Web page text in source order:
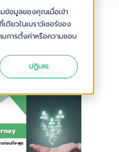
ข้อมูลของคุณเมื่อเข้า
ดียวในเบราว์เซอร์ของ
การตั้งค่าหรือความชอบ
ปฏิเสธ